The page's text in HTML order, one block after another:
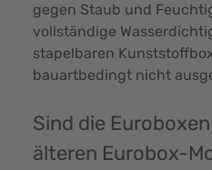
gegen Staub und
vollständige
stapelbaren
bauartbedingt nicht
Sind die
älteren Eurobox-